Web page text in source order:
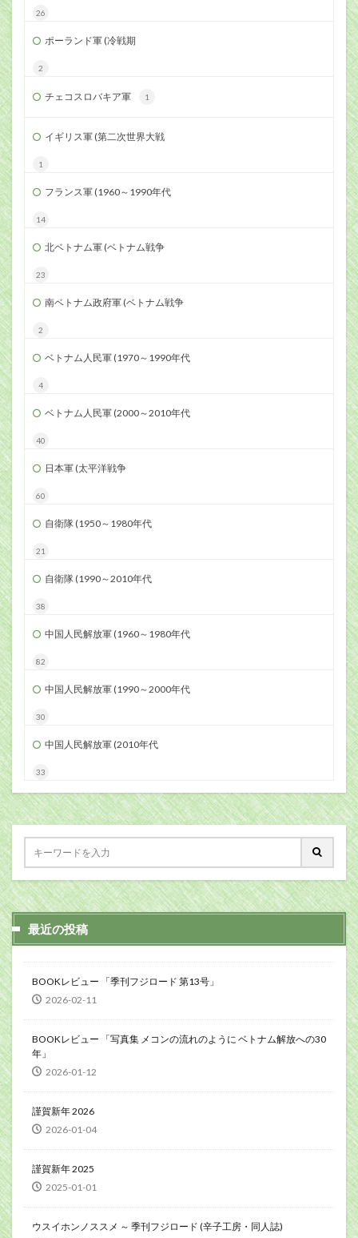
26
ポーランド軍 (冷戦期
2
チェコスロバキア軍 1
イギリス軍 (第二次世界大戦
1
フランス軍 (1960～1990年代
14
北ベトナム軍 (ベトナム戦争
23
南ベトナム政府軍 (ベトナム戦争
2
ベトナム人民軍 (1970～1990年代
4
ベトナム人民軍 (2000～2010年代
40
日本軍 (太平洋戦争
60
自衛隊 (1950～1980年代
21
自衛隊 (1990～2010年代
38
中国人民解放軍 (1960～1980年代
82
中国人民解放軍 (1990～2000年代
30
中国人民解放軍 (2010年代
33
最近の投稿
BOOKレビュー 「季刊フジロード 第13号」
2026-02-11
BOOKレビュー 「写真集 メコンの流れのように ベトナム解放への30
年」
2026-01-12
謹賀新年 2026
2026-01-04
謹賀新年 2025
2025-01-01
ウスイホンノススメ ～ 季刊フジロード (辛子工房・同人誌)